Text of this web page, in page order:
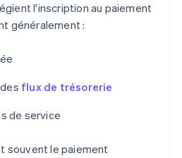
l'inscription au paiement
généralement :
flux de trésorerie
de service
souvent le paiement